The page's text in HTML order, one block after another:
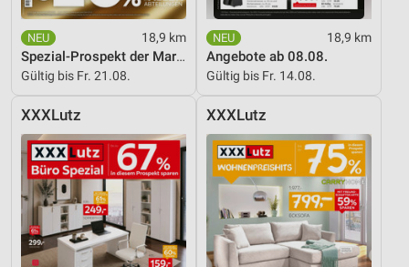
18,9 km
Spezial-Prospekt der Marken
Gültig bis Fr. 21.08.
18,9 km
Angebote ab 08.08.
Gültig bis Fr. 14.08.
XXXLutz XXXLutz